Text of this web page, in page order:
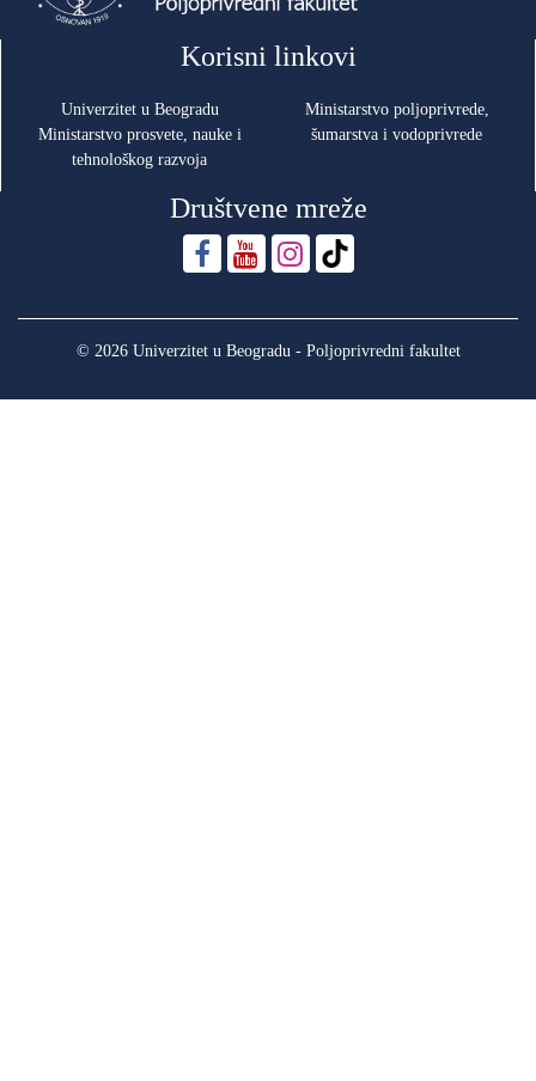
Korisni linkovi
Univerzitet u Beogradu
Ministarstvo prosvete, nauke i
tehnološkog razvoja
Ministarstvo poljoprivrede,
šumarstva i vodoprivrede
Društvene mreže
© 2026 Univerzitet u Beogradu - Poljoprivredni fakultet